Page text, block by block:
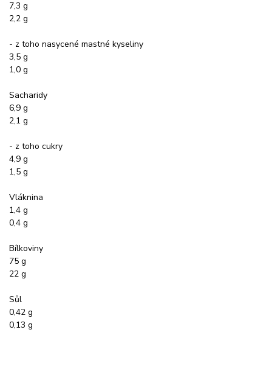
7,3 g
2,2 g
- z toho nasycené mastné kyseliny
3,5 g
1,0 g
Sacharidy
6,9 g
2,1 g
- z toho cukry
4,9 g
1,5 g
Vláknina
1,4 g
0,4 g
Bílkoviny
75 g
22 g
Sůl
0,42 g
0,13 g